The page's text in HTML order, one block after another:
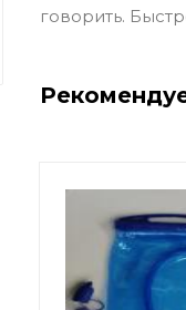
говорить.